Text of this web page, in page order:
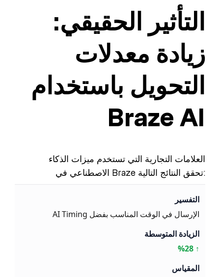
التأثير الحقيقي:
زيادة معدلات
التحويل باستخدام
Braze AI
العلامات التجارية التي تستخدم ميزات الذكاء
الاصطناعي في Braze تحقق النتائج التالية:
الإرسال في الوقت المناسب بفضل AI Timing
↑ %28